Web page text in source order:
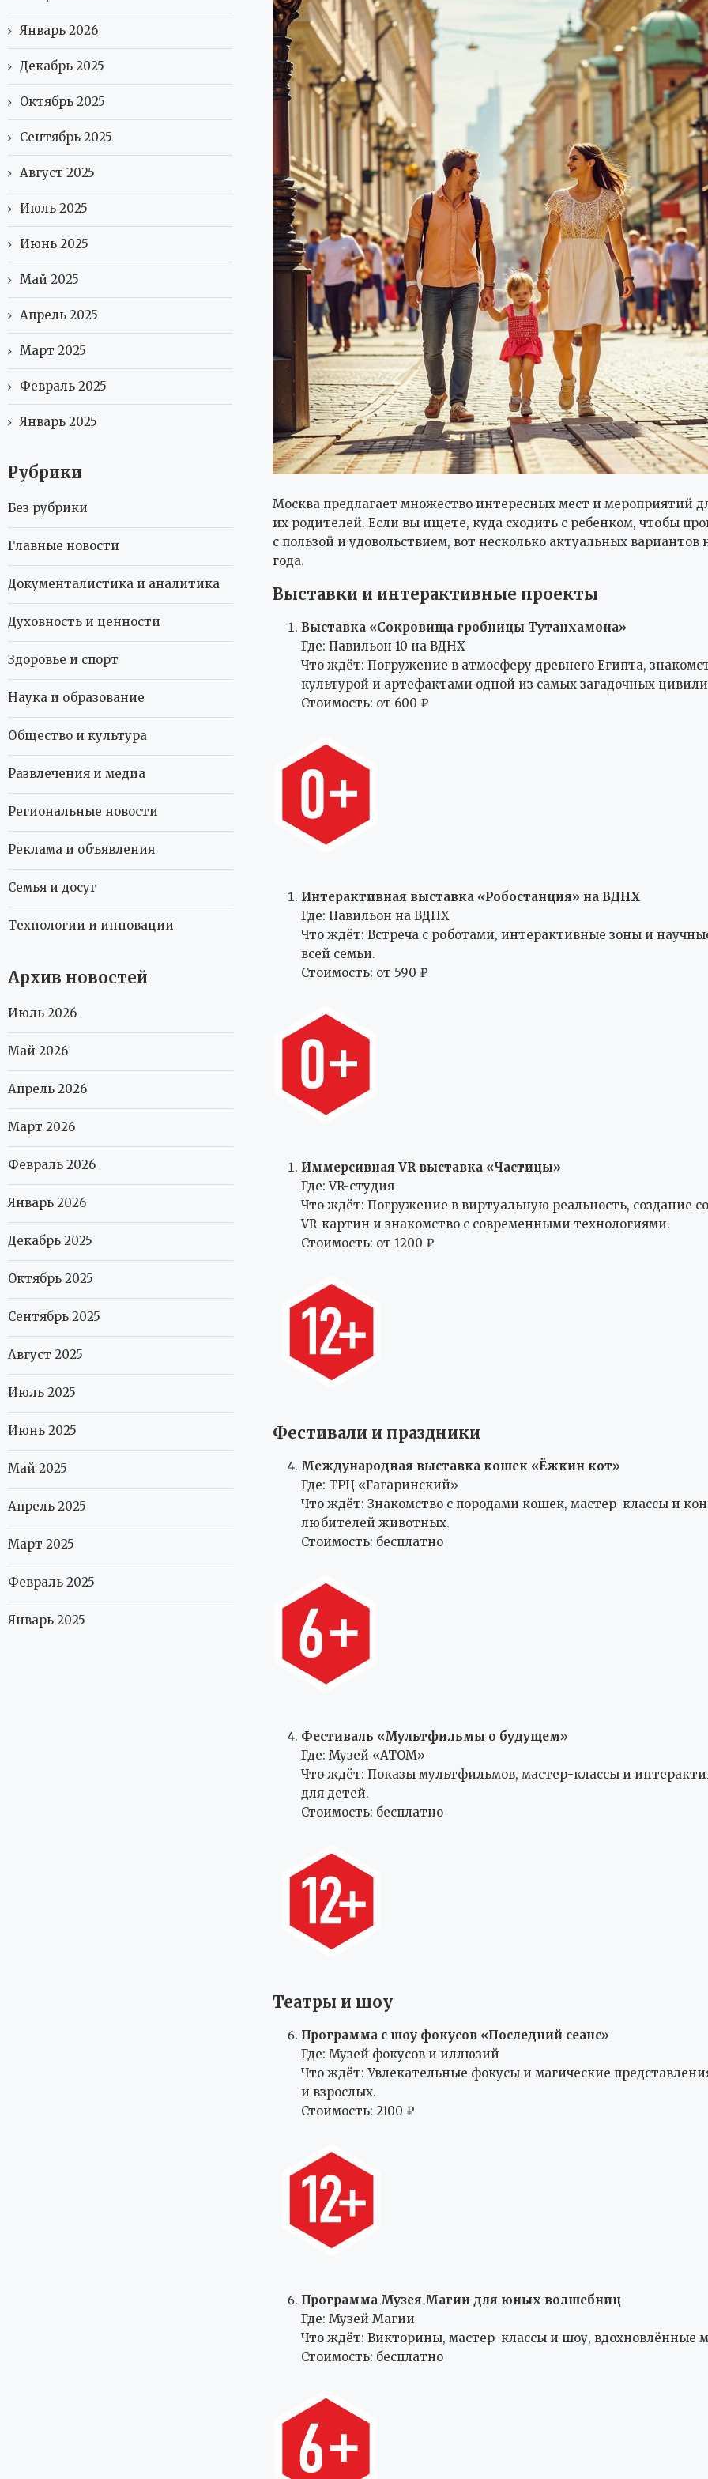
Москва предлагает множество интересных мест и мероприятий
их родителей. Если вы ищете, куда сходить с ребенком, чтобы
с пользой и удовольствием, вот несколько актуальных вариантов
года.
Выставки и интерактивные проекты
Выставка «Сокровища гробницы Тутанхамона»
Где: Павильон 10 на ВДНХ
Что ждёт: Погружение в атмосферу древнего Египта,
культурой и артефактами одной из самых загадочных
Стоимость: от 600 ₽
Интерактивная выставка «Робостанция» на ВДНХ
Где: Павильон на ВДНХ
Что ждёт: Встреча с роботами, интерактивные зоны и
всей семьи.
Стоимость: от 590 ₽
Иммерсивная VR выставка «Частицы»
Где: VR-студия
Что ждёт: Погружение в виртуальную реальность, создание
VR-картин и знакомство с современными технологиями.
Стоимость: от 1200 ₽
Фестивали и праздники
Международная выставка кошек «Ёжкин кот»
Где: ТРЦ «Гагаринский»
Что ждёт: Знакомство с породами кошек, мастер-классы и
любителей животных.
Стоимость: бесплатно
Фестиваль «Мультфильмы о будущем»
Где: Музей «АТОМ»
Что ждёт: Показы мультфильмов, мастер-классы и
для детей.
Стоимость: бесплатно
Театры и шоу
Программа с шоу фокусов «Последний сеанс»
Где: Музей фокусов и иллюзий
Что ждёт: Увлекательные фокусы и магические
и взрослых.
Стоимость: 2100 ₽
Программа Музея Магии для юных волшебниц
Где: Музей Магии
Что ждёт: Викторины, мастер-классы и шоу, вдохновлённые
Стоимость: бесплатно
Январь 2026
Декабрь 2025
Октябрь 2025
Сентябрь 2025
Август 2025
Июль 2025
Июнь 2025
Май 2025
Апрель 2025
Март 2025
Февраль 2025
Январь 2025
Рубрики
Без рубрики
Главные новости
Документалистика и аналитика
Духовность и ценности
Здоровье и спорт
Наука и образование
Общество и культура
Развлечения и медиа
Региональные новости
Реклама и объявления
Семья и досуг
Технологии и инновации
Архив новостей
Июль 2026
Май 2026
Апрель 2026
Март 2026
Февраль 2026
Январь 2026
Декабрь 2025
Октябрь 2025
Сентябрь 2025
Август 2025
Июль 2025
Июнь 2025
Май 2025
Апрель 2025
Март 2025
Февраль 2025
Январь 2025